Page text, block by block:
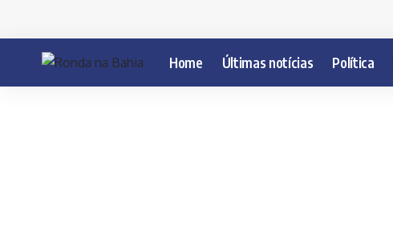
Home Últimas notícias Política